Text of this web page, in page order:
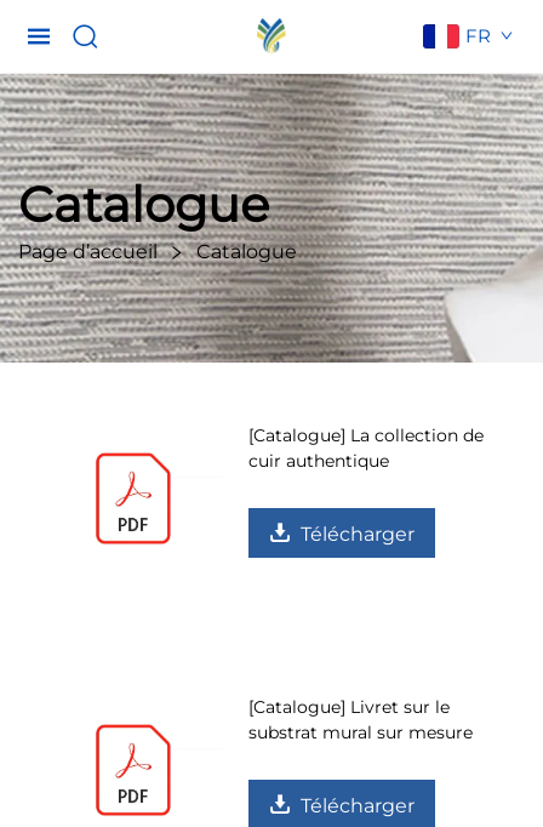
FR
Catalogue
Page d’accueil Catalogue
[Catalogue] La collection de
cuir authentique
Télécharger
[Catalogue] Livret sur le
substrat mural sur mesure
Télécharger